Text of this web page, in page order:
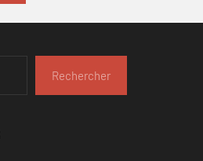
Rechercher